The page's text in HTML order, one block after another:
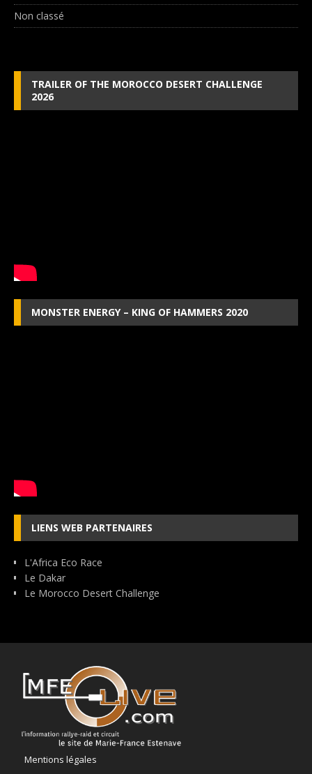
Non classé
TRAILER OF THE MOROCCO DESERT CHALLENGE
2026
MONSTER ENERGY – KING OF HAMMERS 2020
LIENS WEB PARTENAIRES
L'Africa Eco Race
Le Dakar
Le Morocco Desert Challenge
Mentions légales